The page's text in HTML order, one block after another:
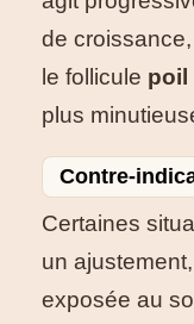
de croissance,
le follicule poil
plus
Contre-
Certaines
un
exposée au